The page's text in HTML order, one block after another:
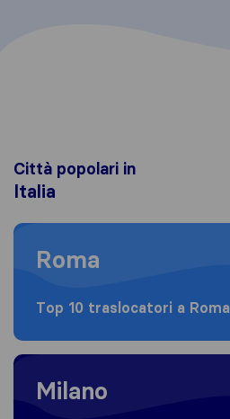
Città popolari in
Italia
Moving to Roma
Roma
Top 10 traslocatori a Roma
Moving to Milano
Milano